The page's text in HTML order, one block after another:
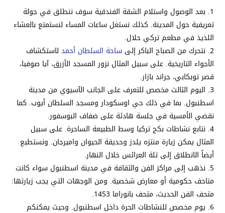
بعد الوصول واستلام الشقة الفندقية سوف ننطلق في جولة
تعريفية حول المدينة. كذلك نستغل ساعات المساء لنستمتع بالعشاء
اللذيذ في مطعم تركي حلال.
نتحرك من الصباح الباكر إلى ساحة السلطان أحمد لاستكشاف
الأجواء التاريخية. على سبيل المثال نزور المسجد الأزرق، آيا صوفيا،
قصر توبكابي، جراند بازار.
اليوم الثالث مخصص للتعرف على الجانب الآسيوي من مدينة
اسطنبول. بما في ذلك حي اوسكودار ومسجد السلطان أيوب. كما
نقضي الأمسية في جلسة هادئة على ضفاف البوسفور.
نتابع نشاطات بكج تركيا وسط الطبيعة الساحرة. على سبيل
المثال يمكن زيارة منتزه يلدز وحديقة الحيوان واميرجان. ونستطيع
أيضاً الانطلاق إلى تلة العرائس خلال النهار.
نذهب إلى مراكز الفن والثقافة في مدينة اسطنبول سواء كانت
متاحف حكومية أو معارض شخصية. ومن الوجهات التي يجب زيارتها:
متحف الفن الحديث، متحف بانوراما 1453.
يوم مخصص للنشاطات الحرة داخل اسطنبول. وحيث يمكنكم